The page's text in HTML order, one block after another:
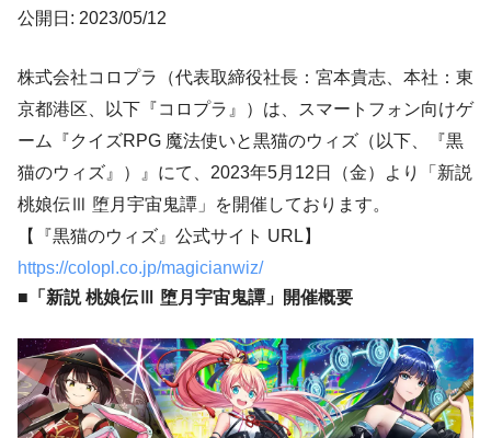
公開日: 2023/05/12
株式会社コロプラ（代表取締役社長：宮本貴志、本社：東
京都港区、以下『コロプラ』）は、スマートフォン向けゲ
ーム『クイズRPG 魔法使いと黒猫のウィズ（以下、『黒
猫のウィズ』）』にて、2023年5月12日（金）より「新説
桃娘伝Ⅲ 堕月宇宙鬼譚」を開催しております。
【『黒猫のウィズ』公式サイト URL】
https://colopl.co.jp/magicianwiz/
■「新説 桃娘伝Ⅲ 堕月宇宙鬼譚」開催概要